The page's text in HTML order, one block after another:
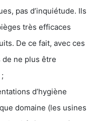
pas d’inquiétude. Ils
très efficaces
De ce fait, avec ces
ne plus être
d’hygiène
domaine (les usines